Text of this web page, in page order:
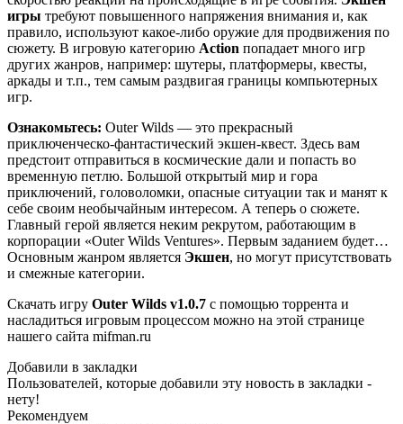
игры требуют повышенного напряжения внимания и, как
правило, используют какое-либо оружие для продвижения по
сюжету. В игровую категорию Action попадает много игр
других жанров, например: шутеры, платформеры, квесты,
аркады и т.п., тем самым раздвигая границы компьютерных
игр.
Ознакомьтесь: Outer Wilds — это прекрасный
приключенческо-фантастический экшен-квест. Здесь вам
предстоит отправиться в космические дали и попасть во
временную петлю. Большой открытый мир и гора
приключений, головоломки, опасные ситуации так и манят к
себе своим необычайным интересом. А теперь о сюжете.
Главный герой является неким рекрутом, работающим в
корпорации «Outer Wilds Ventures». Первым заданием будет…
Основным жанром является Экшен, но могут присутствовать
и смежные категории.
Скачать игру Outer Wilds v1.0.7 с помощью торрента и
насладиться игровым процессом можно на этой странице
нашего сайта mifman.ru
Добавили в закладки
Пользователей, которые добавили эту новость в закладки -
нету!
Рекомендуем